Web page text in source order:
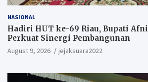
NASIONAL
Hadiri HUT ke-69 Riau, Bupati
Perkuat Sinergi Pembangunan
August 9, 2026 jejaksuara2022